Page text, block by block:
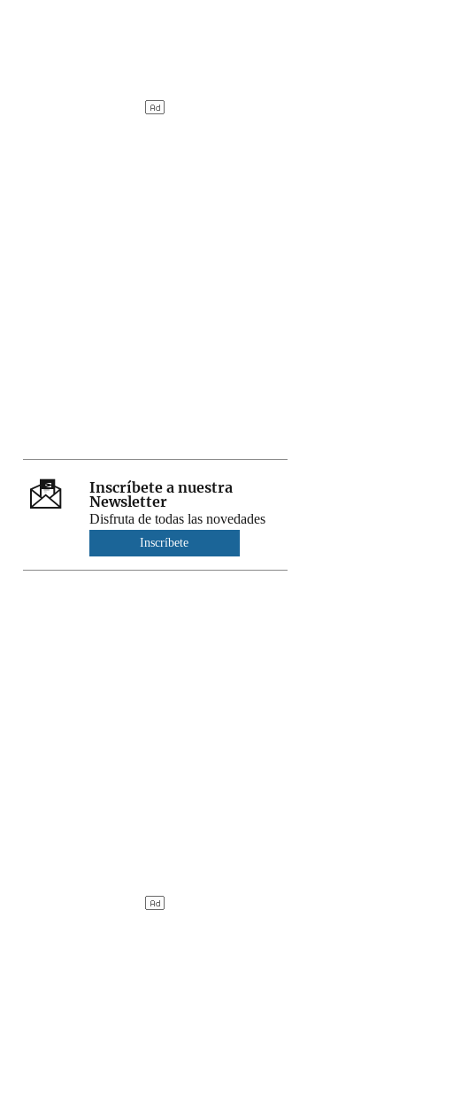
Inscríbete a nuestra
Newsletter
Disfruta de todas las novedades
Inscríbete